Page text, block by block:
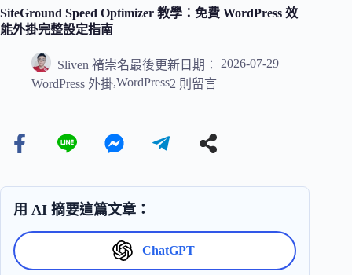
SiteGround Speed Optimizer 教學：免費 WordPress 效
能外掛完整設定指南
Sliven 褚崇名最後更新日期：
2026-07-29
WordPress 外掛,WordPress2 則留言
用 AI 摘要這篇文章：
ChatGPT